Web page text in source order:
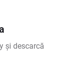
și descarcă